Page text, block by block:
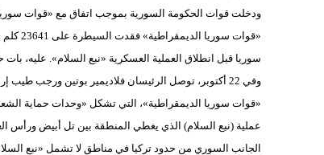
سوريا قبل انطلاق العملية العسكرية «نبع السلام». عليه، بات حلفاء واشنطن
وفي 22 أكتوبر، توصل الرئيسان فلاديمير بوتين ورجب
«قوات سوريا الديمقراطية»، التي تشكل «وحدات حماية
الجانب السوري من حدود تركيا في مناطق لا تشمل «نبع السلام»،